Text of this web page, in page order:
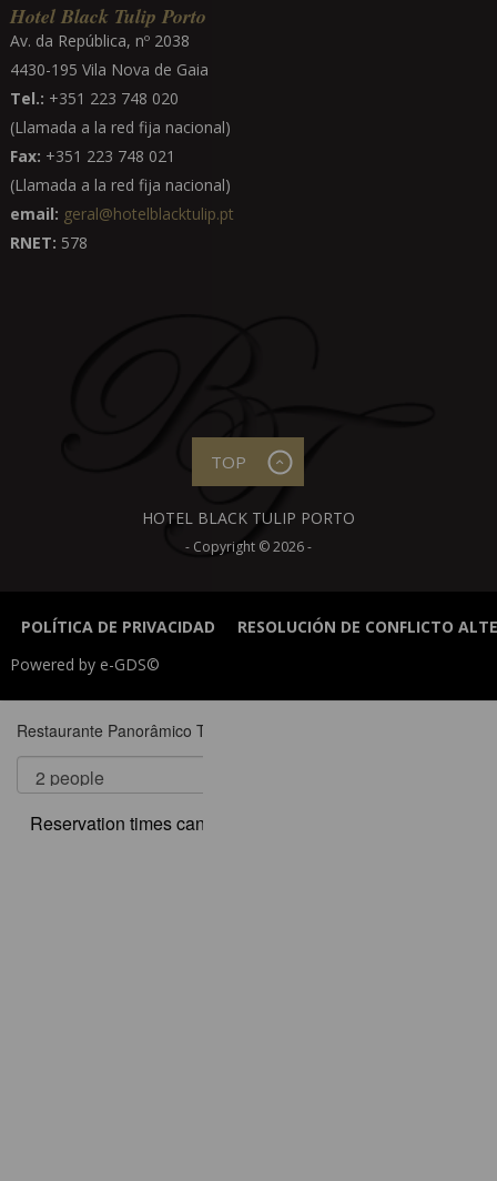
Hotel Black Tulip Porto
Av. da República, nº 2038
4430-195 Vila Nova de Gaia
Tel.: +351 223 748 020
(Llamada a la red fija nacional)
Fax: +351 223 748 021
(Llamada a la red fija nacional)
email: geral@hotelblacktulip.pt
RNET: 578
TOP
HOTEL BLACK TULIP PORTO
- Copyright © 2026 -
POLÍTICA DE PRIVACIDAD
RESOLUCIÓN DE CONFLICTO
Powered by e-GDS©